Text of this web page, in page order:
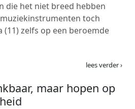
die het niet breed hebben
toch
(11) zelfs op een beroemde
lees verder ›
maar hopen op